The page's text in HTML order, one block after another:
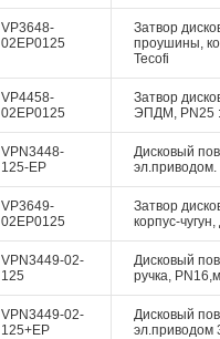
VP3648-
02EP0125
Затвор
проушины,
Tecofi
VP4458-
02EP0125
Затвор
ЭПДМ, PN25 :
VPN3448-
125-EP
Дисковый
VP3649-
02EP0125
Затвор
корпус-
VPN3449-02-
125
Дисковый
ручка,
VPN3449-02-
125+EP
Дисковый
эл.приводом